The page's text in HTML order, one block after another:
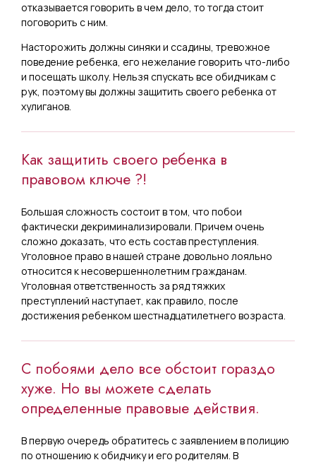
отказывается говорить в чем дело, то тогда стоит
поговорить с ним.
Насторожить должны синяки и ссадины, тревожное
поведение ребенка, его нежелание говорить что-либо
и посещать школу. Нельзя спускать все обидчикам с
рук, поэтому вы должны защитить своего ребенка от
хулиганов.
Как защитить своего ребенка в
правовом ключе ?!
Большая сложность состоит в том, что побои
фактически декриминализировали. Причем очень
сложно доказать, что есть состав преступления.
Уголовное право в нашей стране довольно лояльно
относится к несовершеннолетним гражданам.
Уголовная ответственность за ряд тяжких
преступлений наступает, как правило, после
достижения ребенком шестнадцатилетнего возраста.
С побоями дело все обстоит гораздо
хуже. Но вы можете сделать
определенные правовые действия.
В первую очередь обратитесь с заявлением в полицию
по отношению к обидчику и его родителям. В